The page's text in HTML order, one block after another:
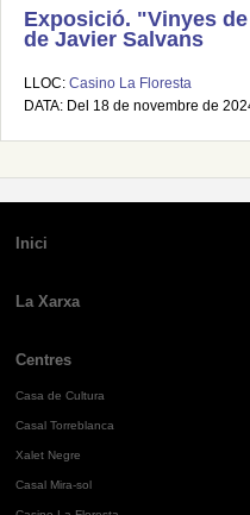
Exposició. "Vinyes
de Javier Salvans
LLOC: Casino La Floresta
DATA: Del 18 de novembre de
Inici
La Xarxa
Centres
Casa de Cultura
Casal Torreblanca
Xalet Negre
Casal Mira-sol